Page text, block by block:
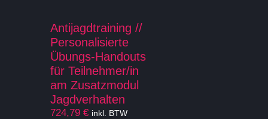
Optionen
können
auf
der
Produktseite
gewählt
werden
Antijagdtraining //
Personalisierte
Übungs-Handouts
für Teilnehmer/in
am Zusatzmodul
Jagdverhalten
724,79€ inkl. BTW